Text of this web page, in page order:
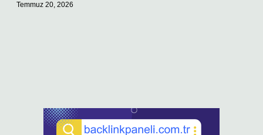
Temmuz 20, 2026